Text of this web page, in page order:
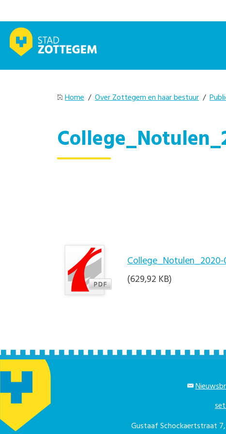
Home / Over Zottegem en haar bestuur /
(629,92 KB)
Gustaaf Schockaertstraat